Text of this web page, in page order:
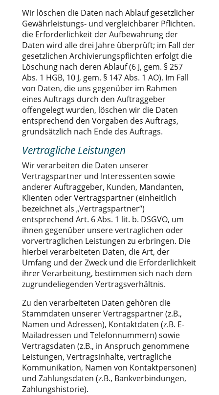
Wir löschen die Daten nach Ablauf gesetzlicher
Gewährleistungs- und vergleichbarer Pflichten.
die Erforderlichkeit der Aufbewahrung der
Daten wird alle drei Jahre überprüft; im Fall der
gesetzlichen Archivierungspflichten erfolgt die
Löschung nach deren Ablauf (6 J, gem. § 257
Abs. 1 HGB, 10 J, gem. § 147 Abs. 1 AO). Im Fall
von Daten, die uns gegenüber im Rahmen
eines Auftrags durch den Auftraggeber
offengelegt wurden, löschen wir die Daten
entsprechend den Vorgaben des Auftrags,
grundsätzlich nach Ende des Auftrags.
Vertragliche Leistungen
Wir verarbeiten die Daten unserer
Vertragspartner und Interessenten sowie
anderer Auftraggeber, Kunden, Mandanten,
Klienten oder Vertragspartner (einheitlich
bezeichnet als „Vertragspartner“)
entsprechend Art. 6 Abs. 1 lit. b. DSGVO, um
ihnen gegenüber unsere vertraglichen oder
vorvertraglichen Leistungen zu erbringen. Die
hierbei verarbeiteten Daten, die Art, der
Umfang und der Zweck und die Erforderlichkeit
ihrer Verarbeitung, bestimmen sich nach dem
zugrundeliegenden Vertragsverhältnis.
Zu den verarbeiteten Daten gehören die
Stammdaten unserer Vertragspartner (z.B.,
Namen und Adressen), Kontaktdaten (z.B. E-
Mailadressen und Telefonnummern) sowie
Vertragsdaten (z.B., in Anspruch genommene
Leistungen, Vertragsinhalte, vertragliche
Kommunikation, Namen von Kontaktpersonen)
und Zahlungsdaten (z.B., Bankverbindungen,
Zahlungshistorie).